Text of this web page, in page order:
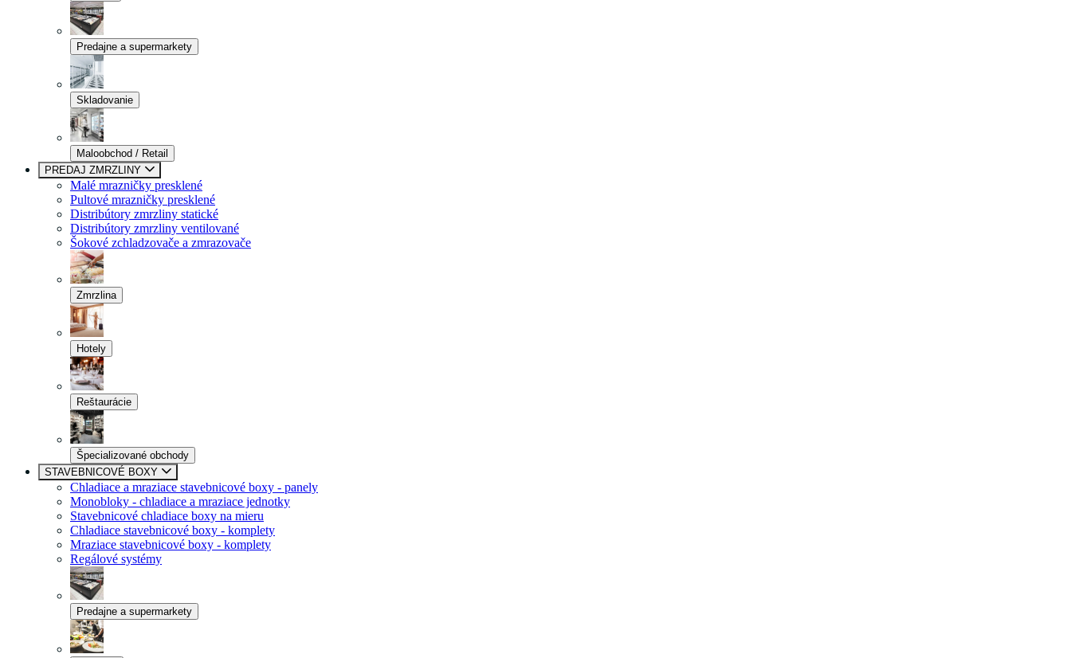
Predajne a supermarkety
Skladovanie
Maloobchod / Retail
PREDAJ ZMRZLINY
Malé mrazničky presklené
Pultové mrazničky presklené
Distribútory zmrzliny statické
Distribútory zmrzliny ventilované
Šokové zchladzovače a zmrazovače
Zmrzlina
Hotely
Reštaurácie
Špecializované obchody
STAVEBNICOVÉ BOXY
Chladiace a mraziace stavebnicové boxy - panely
Monobloky - chladiace a mraziace jednotky
Stavebnicové chladiace boxy na mieru
Chladiace stavebnicové boxy - komplety
Mraziace stavebnicové boxy - komplety
Regálové systémy
Predajne a supermarkety